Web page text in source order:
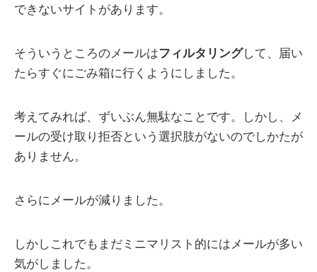
できないサイトがあります。
そういうところのメールはフィルタリングして、届い
たらすぐにごみ箱に行くようにしました。
考えてみれば、ずいぶん無駄なことです。しかし、メ
ールの受け取り拒否という選択肢がないのでしかたが
ありません。
さらにメールが減りました。
しかしこれでもまだミニマリスト的にはメールが多い
気がしました。